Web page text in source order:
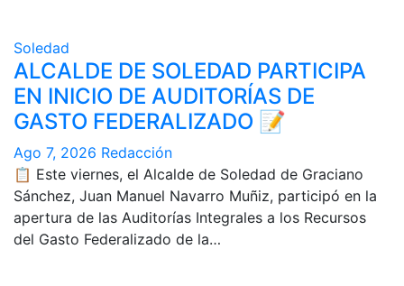
Soledad
ALCALDE DE SOLEDAD PARTICIPA
EN INICIO DE AUDITORÍAS DE
GASTO FEDERALIZADO 📝
Ago 7, 2026 Redacción
📋 Este viernes, el Alcalde de Soledad de Graciano
Sánchez, Juan Manuel Navarro Muñiz, participó en la
apertura de las Auditorías Integrales a los Recursos
del Gasto Federalizado de la…